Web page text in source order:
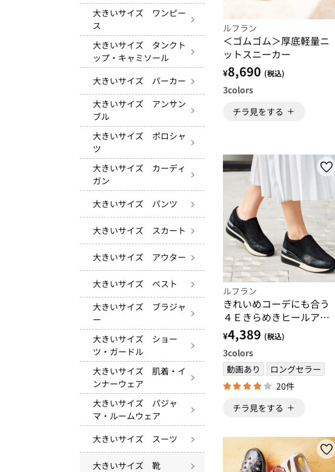
大きいサイズ ワンピー
ス
大きいサイズ タンクト
ップ・キャミソール
大きいサイズ パーカー
大きいサイズ アンサン
ブル
大きいサイズ ポロシャ
ツ
大きいサイズ カーディ
ガン
大きいサイズ パンツ
大きいサイズ スカート
大きいサイズ アウター
大きいサイズ ベスト
大きいサイズ ブラジャ
ー
大きいサイズ ショー
ツ・ガードル
大きいサイズ 肌着・イ
ンナーウェア
大きいサイズ パジャ
マ・ルームウェア
大きいサイズ スーツ
大きいサイズ 靴
ルフラン
＜ゴムゴム＞厚底軽量ニ
ットスニーカー
¥8,690 (税込)
3colors
チラ見をする
ルフラン
きれいめコーデにも合う
４Ｅきらめきヒールアッ
プスニーカー
¥4,389 (税込)
3colors
動画あり
ロングセラー
20件
チラ見をする